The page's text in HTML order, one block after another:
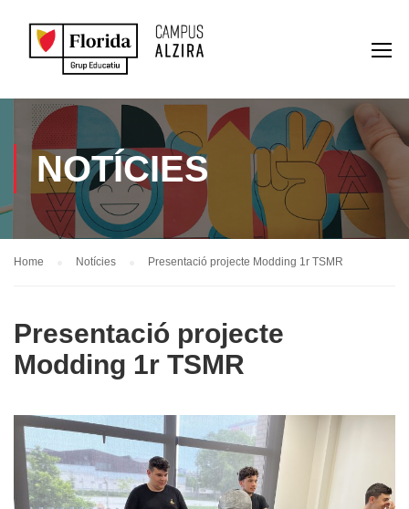
NOTÍCIES
Home Notícies Presentació projecte Modding 1r TSMR
Presentació projecte
Modding 1r TSMR